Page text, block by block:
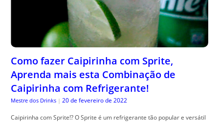
Como fazer Caipirinha com Sprite,
Aprenda mais esta Combinação de
Caipirinha com Refrigerante!
Mestre dos Drinks | 20 de fevereiro de 2022
Caipirinha com Sprite!? O Sprite é um refrigerante tão popular e versátil